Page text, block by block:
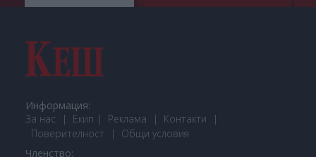
Информация:
За нас
Екип Реклама
Контакти
Поверителност
Общи условия
Членство: